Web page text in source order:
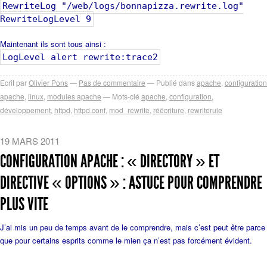
RewriteLog "/web/logs/bonnapizza.rewrite.log"
RewriteLogLevel 9
Maintenant ils sont tous ainsi :
LogLevel alert rewrite:trace2
Ecrit parOlivier Pons Pas de commentaire Publié dansapache configuration
apache linux modules apache Mots-clé apache configuration
développement httpd httpd.conf mod_rewrite réécriture rewriterule
19 MARS 2011
CONFIGURATION APACHE : « DIRECTORY » ET
DIRECTIVE « OPTIONS » : ASTUCE POUR COMPRENDRE
PLUS VITE
J’ai mis un peu de temps avant de le comprendre, mais c’est peut être parce
que pour certains esprits comme le mien ça n’est pas forcément évident.